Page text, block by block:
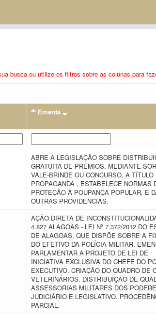
busca ou utilize os filtros sobre as colunas para
Ementa
ABRE A LEGISLAÇÃO SOBRE
GRATUITA DE PRÊMIOS, MEDIANTE
VALE-BRINDE OU CONCURSO, A TÍTULO
PROPAGANDA , ESTABELECE NORMAS
PROTEÇÃO À POUPANÇA POPULAR, E
OUTRAS PROVIDÊNCIAS.
AÇÃO DIRETA DE
4.827 ALAGOAS - LEI Nº 7.372/2012 DO
DE ALAGOAS, QUE DISPÕE SOBRE A
DO EFETIVO DA POLÍCIA MILITAR.
PARLAMENTAR A PROJETO DE LEI DE
INICIATIVA EXCLUSIVA DO CHEFE DO
EXECUTIVO. CRIAÇÃO DO QUADRO DE
VETERINÁRIOS. DISTRIBUIÇÃO DE
ASSESSORIAS MILITARES DOS
JUDICIÁRIO E LEGISLATIVO.
PARCIAL.